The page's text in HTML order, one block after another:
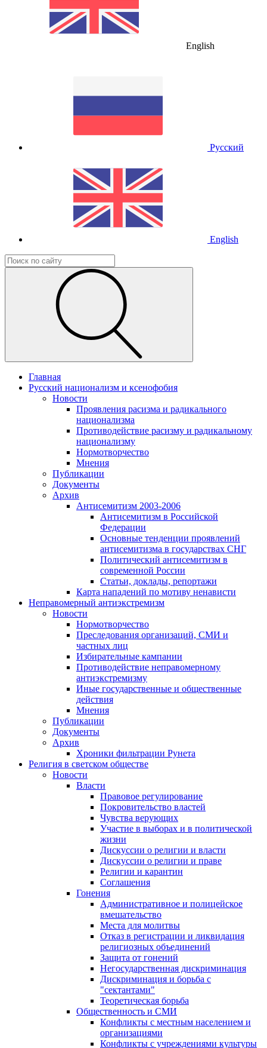
English
Русский
English
Главная
Русский национализм и ксенофобия
Новости
Проявления расизма и радикального
национализма
Противодействие расизму и радикальному
национализму
Нормотворчество
Мнения
Публикации
Документы
Архив
Антисемитизм 2003-2006
Антисемитизм в Российской
Федерации
Основные тенденции проявлений
антисемитизма в государствах СНГ
Политический антисемитизм в
современной России
Статьи, доклады, репортажи
Карта нападений по мотиву ненависти
Неправомерный антиэкстремизм
Новости
Нормотворчество
Преследования организаций, СМИ и
частных лиц
Избирательные кампании
Противодействие неправомерному
антиэкстремизму
Иные государственные и общественные
действия
Мнения
Публикации
Документы
Архив
Хроники фильтрации Рунета
Религия в светском обществе
Новости
Власти
Правовое регулирование
Покровительство властей
Чувства верующих
Участие в выборах и в политической
жизни
Дискуссии о религии и власти
Дискуссии о религии и праве
Религии и карантин
Соглашения
Гонения
Административное и полицейское
вмешательство
Места для молитвы
Отказ в регистрации и ликвидация
религиозных объединений
Защита от гонений
Негосударственная дискриминация
Дискриминация и борьба с
"сектантами"
Теоретическая борьба
Общественность и СМИ
Конфликты с местным населением и
организациями
Конфликты с учреждениями культуры